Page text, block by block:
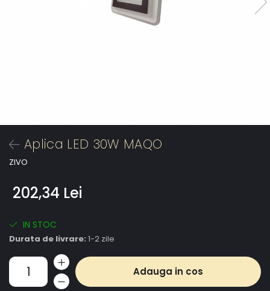
Aplica LED 30W MAQO
ZIVO
202,34 Lei
IN STOC
Durata de livrare: 1-2 zile
Adauga in cos